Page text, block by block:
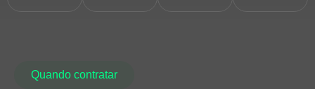
Quando contratar